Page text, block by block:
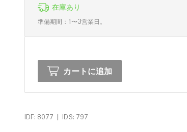
在庫あり
準備期間：1〜3営業日。
カートに追加
IDF: 8077 | IDS: 797